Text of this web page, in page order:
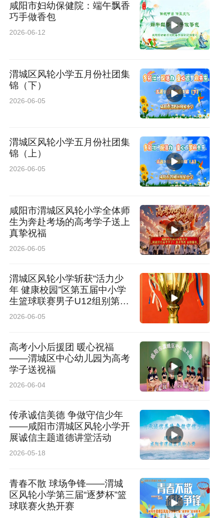
咸阳市妇幼保健院：端午飘香
巧手做香包
2026-06-12
渭城区风轮小学五月份社团集
锦（下）
2026-06-05
渭城区风轮小学五月份社团集
锦（上）
2026-06-05
咸阳市渭城区风轮小学全体师
生为奔赴考场的高考学子送上
真挚祝福
2026-06-05
渭城区风轮小学斩获“活力少
年 健康校园”区第五届中小学
生篮球联赛男子U12组别第三
名
2026-06-05
高考小小后援团 暖心祝福
——渭城区中心幼儿园为高考
学子送祝福
2026-06-04
传承诚信美德 争做守信少年
——咸阳市渭城区风轮小学开
展诚信主题道德讲堂活动
2026-05-18
青春不散 球场争锋——渭城
区风轮小学第三届“逐梦杯”篮
球联赛火热开赛